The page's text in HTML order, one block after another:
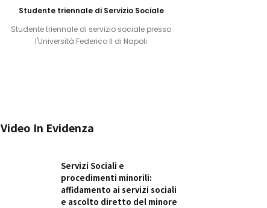
Studente triennale di Servizio Sociale
Studente triennale di servizio sociale presso
l'Università Federico II di Napoli
Video In Evidenza
Servizi Sociali e
procedimenti minorili:
affidamento ai servizi sociali
e ascolto diretto del minore